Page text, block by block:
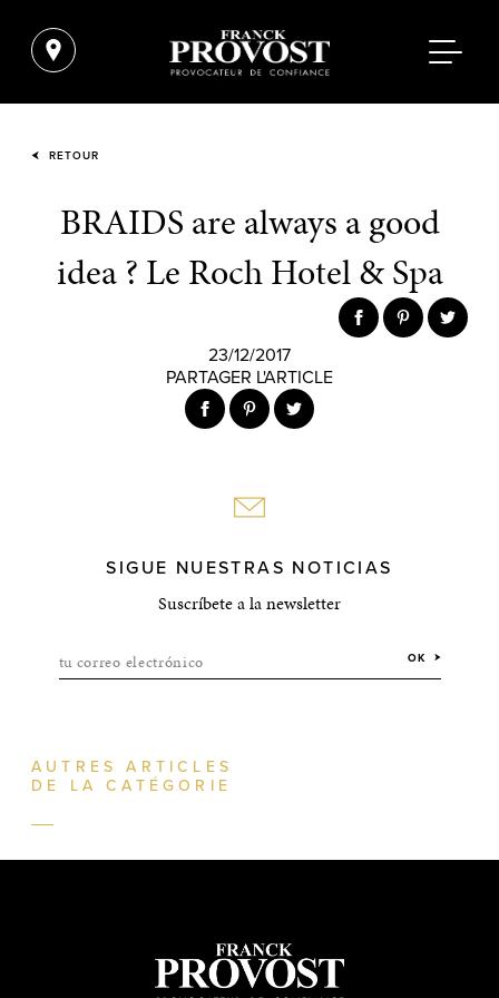
RETOUR
BRAIDS are always a good
idea ? Le Roch Hotel & Spa
23/12/2017
PARTAGER L'ARTICLE
SIGUE NUESTRAS NOTICIAS
Suscríbete a la newsletter
tu correo electrónico OK
AUTRES ARTICLES
DE LA CATÉGORIE